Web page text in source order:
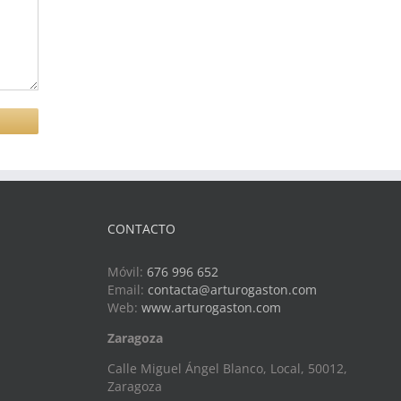
CONTACTO
Móvil: 676 996 652
Email: contacta@arturogaston.com
Web: www.arturogaston.com
Zaragoza
Calle Miguel Ángel Blanco, Local, 50012,
Zaragoza